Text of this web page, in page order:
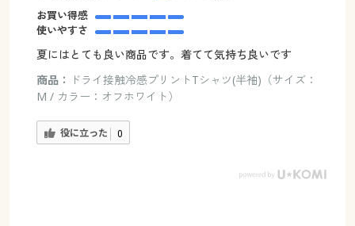
お買い得感
使いやすさ
夏にはとても良い商品です。着てて気持ち良いです
商品：
ドライ接触冷感プリントTシャツ(半袖)（サイズ：
M / カラー：オフホワイト）
役に立った 0